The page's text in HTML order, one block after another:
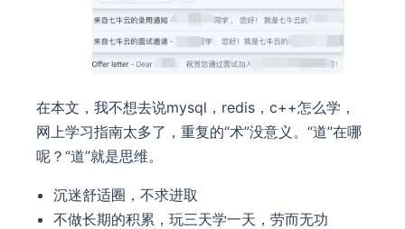
在本文，我不想去说mysql，redis，c++怎么学，
网上学习指南太多了，重复的“术”没意义。“道”在哪
呢？“道”就是思维。
沉迷舒适圈，不求进取
不做长期的积累，玩三天学一天，劳而无功